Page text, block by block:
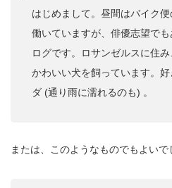
はじめまして。昼間はバイク
働いていますが、俳優志望で
ログです。ロサンゼルスに住
かわいい犬を飼っています。
ダ (通り雨に濡れるのも) 。
または、このようなものでもよいで